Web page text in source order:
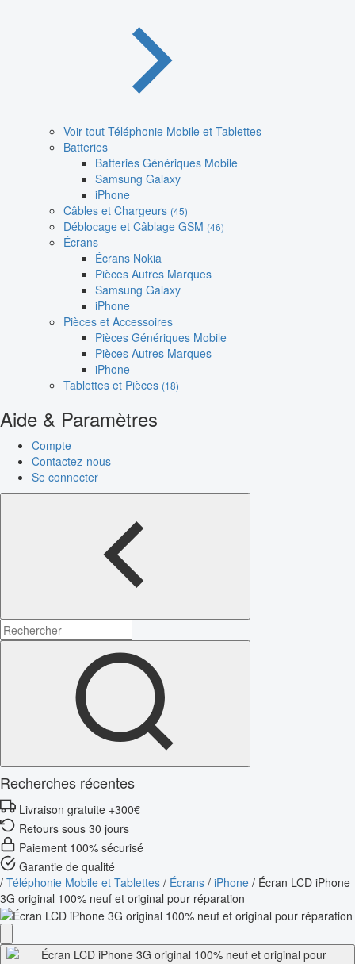
Voir tout Téléphonie Mobile et Tablettes
Batteries
Batteries Génériques Mobile
Samsung Galaxy
iPhone
Câbles et Chargeurs (45)
Déblocage et Câblage GSM (46)
Écrans
Écrans Nokia
Pièces Autres Marques
Samsung Galaxy
iPhone
Pièces et Accessoires
Pièces Génériques Mobile
Pièces Autres Marques
iPhone
Tablettes et Pièces (18)
Aide & Paramètres
Compte
Contactez-nous
Se connecter
Recherches récentes
Livraison gratuite +300€
Retours sous 30 jours
Paiement 100% sécurisé
Garantie de qualité
/ Téléphonie Mobile et Tablettes / Écrans / iPhone / Écran LCD iPhone
3G original 100% neuf et original pour réparation